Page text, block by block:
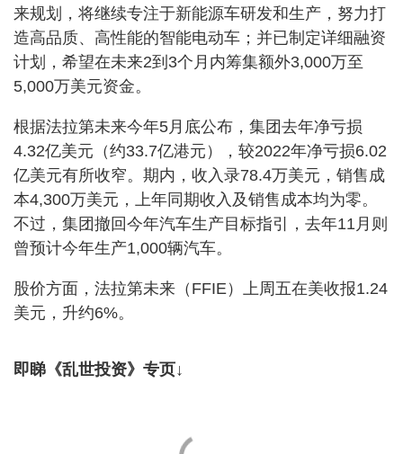
来规划，将继续专注于新能源车研发和生产，努力打
造高品质、高性能的智能电动车；并已制定详细融资
计划，希望在未来2到3个月内筹集额外3,000万至
5,000万美元资金。
根据法拉第未来今年5月底公布，集团去年净亏损
4.32亿美元（约33.7亿港元），较2022年净亏损6.02
亿美元有所收窄。期内，收入录78.4万美元，销售成
本4,300万美元，上年同期收入及销售成本均为零。
不过，集团撤回今年汽车生产目标指引，去年11月则
曾预计今年生产1,000辆汽车。
股价方面，法拉第未来（FFIE）上周五在美收报1.24
美元，升约6%。
即睇《乱世投资》专页↓